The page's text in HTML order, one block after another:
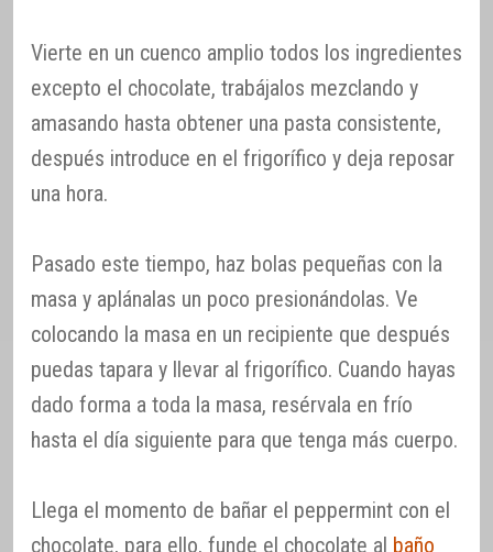
Vierte en un cuenco amplio todos los ingredientes
excepto el chocolate, trabájalos mezclando y
amasando hasta obtener una pasta consistente,
después introduce en el frigorífico y deja reposar
una hora.
Pasado este tiempo, haz bolas pequeñas con la
masa y aplánalas un poco presionándolas. Ve
colocando la masa en un recipiente que después
puedas tapara y llevar al frigorífico. Cuando hayas
dado forma a toda la masa, resérvala en frío
hasta el día siguiente para que tenga más cuerpo.
Llega el momento de bañar el peppermint con el
chocolate, para ello, funde el chocolate al baño